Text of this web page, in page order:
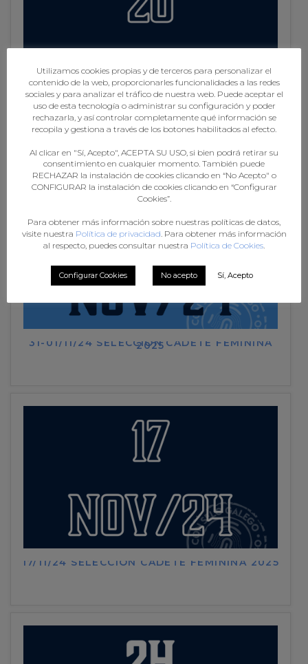
20/10/24 SELECCIÓN CADETE FEMININA 2025
31-01/11/24 SELECCIÓN CADETE FEMININA
2025
17/11/24 SELECCIÓN CADETE FEMININA 2025
Utilizamos cookies propias y de terceros para personalizar el
contenido de la web, proporcionarles funcionalidades a las redes
sociales y para analizar el tráfico de nuestra web. Puede aceptar el
uso de esta tecnología o administrar su configuración y poder
rechazarla, y así controlar completamente qué información se
recopila y gestiona a través de los botones habilitados al efecto.
Al clicar en "Sí, Acepto", ACEPTA SU USO, si bien podrá retirar su
consentimiento en cualquier momento. También puede
RECHAZAR la instalación de cookies clicando en “No Acepto" o
CONFIGURAR la instalación de cookies clicando en “Configurar
Cookies”.
Para obtener más información sobre nuestras políticas de datos,
visite nuestra Política de privacidad . Para obtener más información
al respecto, puedes consultar nuestra Política de Cookies
Configurar Cookies No acepto Sí, Acepto